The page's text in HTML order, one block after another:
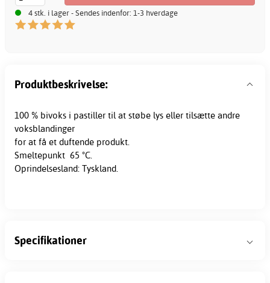
4 stk. i lager - Sendes indenfor: 1-3 hverdage
Produktbeskrivelse:
100 % bivoks i pastiller til at støbe lys eller tilsætte andre
voksblandinger
for at få et duftende produkt.
Smeltepunkt 65 °C.
Oprindelsesland: Tyskland.
Specifikationer